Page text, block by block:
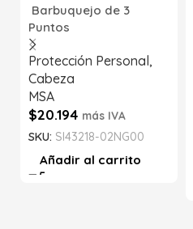
Barbuquejo de 3
Puntos
Protección Personal,
Cabeza
MSA
$20.194 más IVA
SKU: SI43218-02NG00
Añadir al carrito